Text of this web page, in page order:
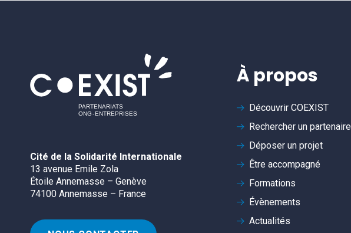
Cité de la Solidarité Internationale
13 avenue Emile Zola
Étoile Annemasse – Genève
74100 Annemasse – France
À propos
Découvrir COEXIST
Rechercher un partenaire
Déposer un projet
Être accompagné
Formations
Évènements
Actualités